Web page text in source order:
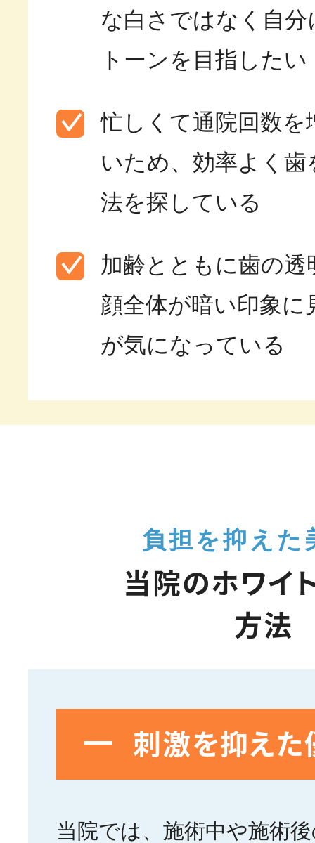
な白さではなく自
トーンを目指したい
忙しくて通院回数を
いため、効率よく
法を探している
加齢とともに歯の
顔全体が暗い印象
が気になっている
当院のホワイ
方法
負担を抑えた
刺激を抑え
当院では、施術中や施術